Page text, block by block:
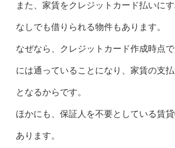
また、家賃をクレジットカード払いに
なしでも借りられる物件もあります。
なぜなら、クレジットカード作成時点
には通っていることになり、家賃の支
となるからです。
ほかにも、保証人を不要としている賃
あります。